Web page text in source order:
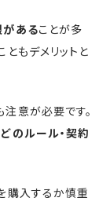
あることが多
もデメリットと
意が必要です。
のルール・契約
購入するか慎重